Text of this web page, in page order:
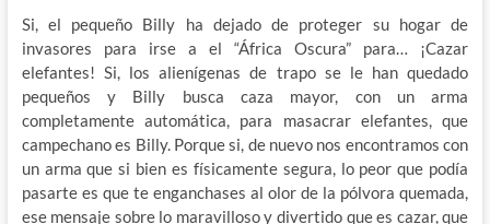
Si, el pequeño Billy ha dejado de proteger su hogar de
invasores para irse a el “África Oscura” para… ¡Cazar
elefantes! Si, los alienígenas de trapo se le han quedado
pequeños y Billy busca caza mayor, con un arma
completamente automática, para masacrar elefantes, que
campechano es Billy. Porque si, de nuevo nos encontramos con
un arma que si bien es físicamente segura, lo peor que podía
pasarte es que te enganchases al olor de la pólvora quemada,
ese mensaje sobre lo maravilloso y divertido que es cazar, que